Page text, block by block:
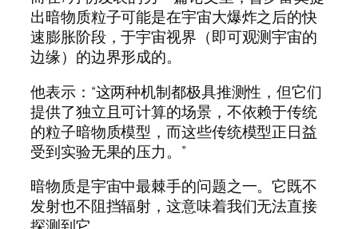
出暗物质粒子可能是在宇宙大爆炸之后的快
速膨胀阶段，于宇宙视界（即可观测宇宙的
边缘）的边界形成的。
他表示：“这两种机制都极具推测性，但它们
提供了独立且可计算的场景，不依赖于传统
的粒子暗物质模型，而这些传统模型正日益
受到实验无果的压力。”
暗物质是宇宙中最棘手的问题之一。它既不
发射也不阻挡辐射，这意味着我们无法直接